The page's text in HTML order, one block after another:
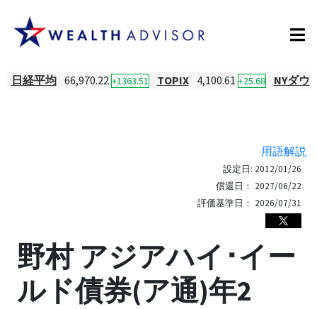
日経平均 66,970.22 +1363.51 TOPIX 4,100.61 +25.68 NYダウ
用語解説
設定日: 2012/01/26
償還日： 2027/06/22
評価基準日： 2026/07/31
野村 アジアハイ･イー
ルド債券(ア通)年2